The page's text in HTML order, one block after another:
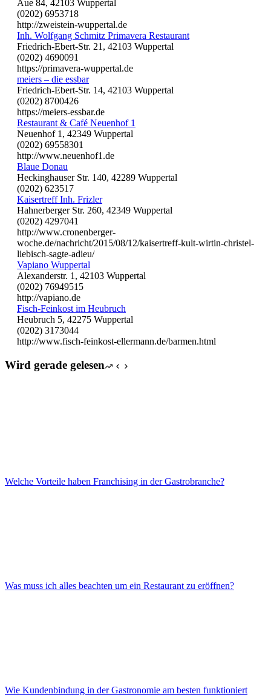
Aue 84, 42103 Wuppertal
(0202) 6953718
http://zweistein-wuppertal.de
Inh. Wolfgang Schmitz Primavera Restaurant
Friedrich-Ebert-Str. 21, 42103 Wuppertal
(0202) 4690091
https://primavera-wuppertal.de
meiers – die essbar
Friedrich-Ebert-Str. 14, 42103 Wuppertal
(0202) 8700426
https://meiers-essbar.de
Restaurant & Café Neuenhof 1
Neuenhof 1, 42349 Wuppertal
(0202) 69558301
http://www.neuenhof1.de
Blaue Donau
Heckinghauser Str. 140, 42289 Wuppertal
(0202) 623517
Kaisertreff Inh. Frizler
Hahnerberger Str. 260, 42349 Wuppertal
(0202) 4297041
http://www.cronenberger-
woche.de/nachricht/2015/08/12/kaisertreff-kult-wirtin-christel-
liebisch-sagte-adieu/
Vapiano Wuppertal
Alexanderstr. 1, 42103 Wuppertal
(0202) 76949515
http://vapiano.de
Fisch-Feinkost im Heubruch
Heubruch 5, 42275 Wuppertal
(0202) 3173044
http://www.fisch-feinkost-ellermann.de/barmen.html
Wird gerade gelesen
Welche Vorteile haben Franchising in der Gastrobranche?
Was muss ich alles beachten um ein Restaurant zu eröffnen?
Wie Kundenbindung in der Gastronomie am besten funktioniert